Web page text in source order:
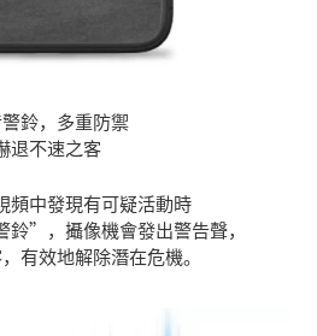
鈴，多重防禦
退不速之客
頻中發現有可疑活動時
”，攝像機會發出警告聲，
有效地解除潛在危機。